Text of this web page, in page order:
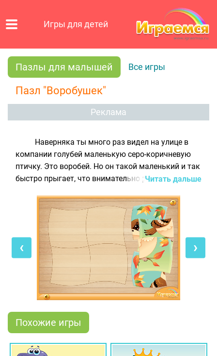
Игры для детей
Пазлы для малышей Все игры
Пазл "Воробушек"
Реклама
Наверняка ты много раз видел на улице в
компании голубей маленькую серо-коричневую
птичку. Это воробей. Но он такой маленький и так
быстро прыгает, что внимательно рассмотреть
"Воробушек", в котором всего лишь четыре
детальки, и ты сможешь увидеть эту птичку
прямо на экране своего компьютера! Мышкой
перетягивай детальки пазла в правильные места
на белом поле, чтобы получилась целая картинка.
Перед началом игры обязательно нажми на
кнопочку со знаком вопроса и внимательно
посмотри на рисунок, который должен у тебя
получиться.
Читать дальше
‹ ›
Похожие игры